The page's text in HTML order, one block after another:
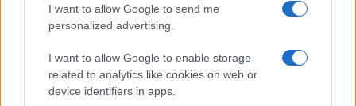
I want to allow Google to send me
personalized advertising.
I want to allow Google to enable storage
related to analytics like cookies on web or
device identifiers in apps.